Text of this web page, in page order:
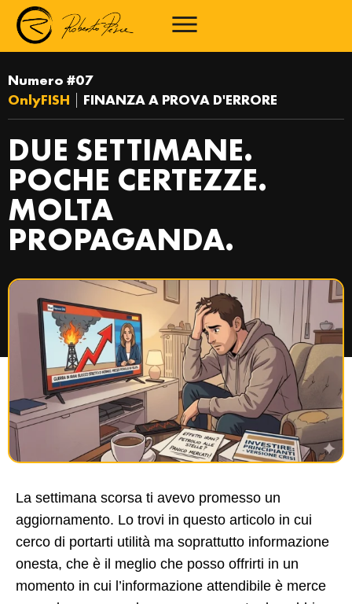
Numero #07
OnlyFISH
FINANZA A PROVA D'ERRORE
DUE SETTIMANE.
POCHE CERTEZZE.
MOLTA
PROPAGANDA.
La settimana scorsa ti avevo promesso un
aggiornamento. Lo trovi in questo articolo in cui
cerco di portarti utilità ma soprattutto informazione
onesta, che è il meglio che posso offrirti in un
momento in cui l’informazione attendibile è merce